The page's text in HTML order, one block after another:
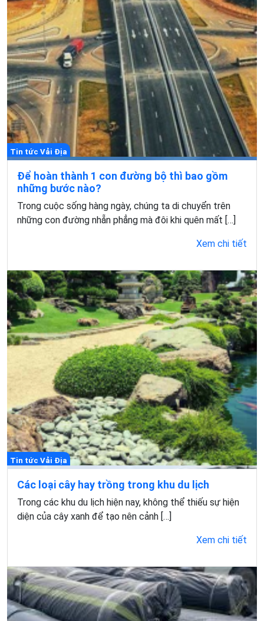
Tin tức Vải Địa
Để hoàn thành 1 con đường bộ thì bao gồm
những bước nào?
Trong cuộc sống hàng ngày, chúng ta di chuyển trên
những con đường nhẵn phẳng mà đôi khi quên mất […]
Xem chi tiết
Tin tức Vải Địa
Các loại cây hay trồng trong khu du lịch
Trong các khu du lịch hiện nay, không thể thiếu sự hiện
diện của cây xanh để tạo nên cảnh […]
Xem chi tiết